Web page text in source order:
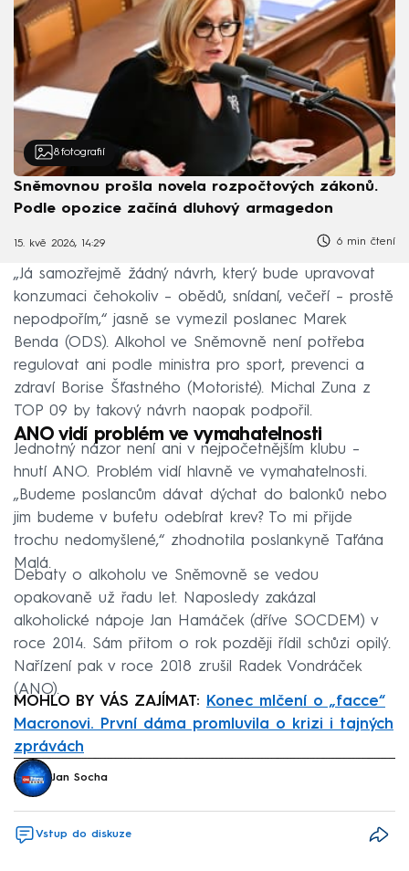
8 fotografií
Sněmovnou prošla novela rozpočtových zákonů.
Podle opozice začíná dluhový armagedon
15. kvě 2026, 14:29 6 min čtení
„Já samozřejmě žádný návrh, který bude upravovat
konzumaci čehokoliv – obědů, snídaní, večeří – prostě
nepodpořím,“ jasně se vymezil poslanec Marek
Benda (ODS). Alkohol ve Sněmovně není potřeba
regulovat ani podle ministra pro sport, prevenci a
zdraví Borise Šťastného (Motoristé). Michal Zuna z
TOP 09 by takový návrh naopak podpořil.
ANO vidí problém ve vymahatelnosti
Jednotný názor není ani v nejpočetnějším klubu –
hnutí ANO. Problém vidí hlavně ve vymahatelnosti.
„Budeme poslancům dávat dýchat do balonků nebo
jim budeme v bufetu odebírat krev? To mi přijde
trochu nedomyšlené,“ zhodnotila poslankyně Taťána
Malá.
Debaty o alkoholu ve Sněmovně se vedou
opakovaně už řadu let. Naposledy zakázal
alkoholické nápoje Jan Hamáček (dříve SOCDEM) v
roce 2014. Sám přitom o rok později řídil schůzi opilý.
Nařízení pak v roce 2018 zrušil Radek Vondráček
(ANO).
MOHLO BY VÁS ZAJÍMAT: Konec mlčení o „facce“
Macronovi. První dáma promluvila o krizi i tajných
zprávách
Jan Socha
Vstup do diskuze